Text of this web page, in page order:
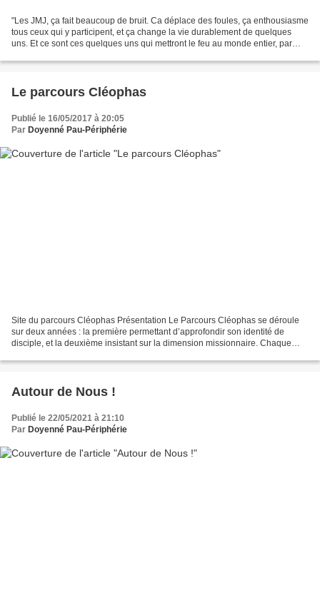
"Les JMJ, ça fait beaucoup de bruit. Ca déplace des foules, ça enthousiasme
tous ceux qui y participent, et ça change la vie durablement de quelques
uns. Et ce sont ces quelques uns qui mettront le feu au monde entier, par
Le parcours Cléophas
Publié le 16/05/2017 à 20:05
Par Doyenné Pau-Périphérie
Site du parcours Cléophas Présentation Le Parcours Cléophas se déroule
sur deux années : la première permettant d’approfondir son identité de
disciple, et la deuxième insistant sur la dimension missionnaire. Chaque
Autour de Nous !
Publié le 22/05/2021 à 21:10
Par Doyenné Pau-Périphérie